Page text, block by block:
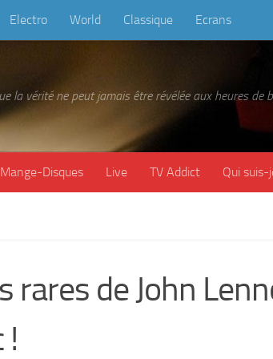
Electro World Classique Ecrans
la vérité ne peut jamais être révélée aux heures de
Mange-Disques Live TV Addict Qui suis-
de John
!